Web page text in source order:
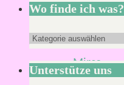
Von
Mirco
Wo finde ich was?
Wo
finde
ich
Unterstütze uns